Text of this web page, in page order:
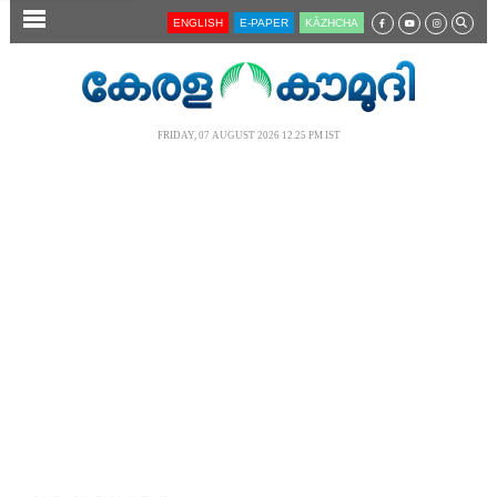
SECTIONS ENGLISH E-PAPER KĀZHCHA
FRIDAY, 07 AUGUST 2026 12.25 PM IST